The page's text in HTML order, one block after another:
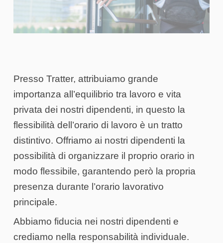
Presso Tratter, attribuiamo grande
importanza all’equilibrio tra lavoro e vita
privata dei nostri dipendenti, in questo la
flessibilità dell’orario di lavoro è un tratto
distintivo. Offriamo ai nostri dipendenti la
possibilità di organizzare il proprio orario in
modo flessibile, garantendo però la propria
presenza durante l’orario lavorativo
principale.
Abbiamo fiducia nei nostri dipendenti e
crediamo nella responsabilità individuale.